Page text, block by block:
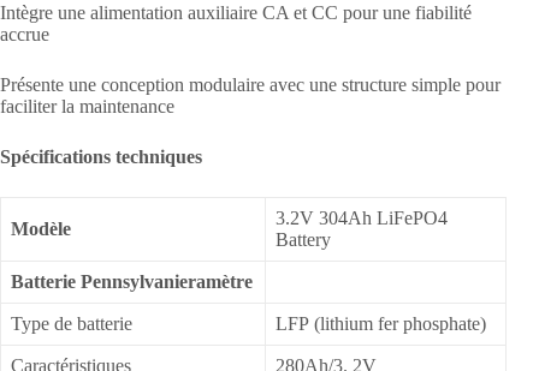
Intègre une alimentation auxiliaire CA et CC pour une fiabilité
accrue
Présente une conception modulaire avec une structure simple pour
faciliter la maintenance
Spécifications techniques
Modèle
3.2V 304Ah LiFePO4
Battery
Batterie Pennsylvanieramètre
Type de batterie LFP (lithium fer phosphate)
Caractéristiques 280Ah/3. 2V